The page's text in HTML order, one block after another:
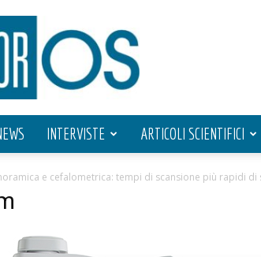
INTERVISTE ARTICOLI SCIENTIFICI
e cefalometrica: tempi di scansione più rapidi di